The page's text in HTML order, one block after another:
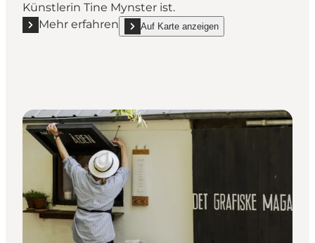
Künstlerin Tine Mynster ist.
Mehr erfahren
Mehr erfahren "Galleri Mynster"
Auf Karte anzeigen
show Galleri Mynster on_map